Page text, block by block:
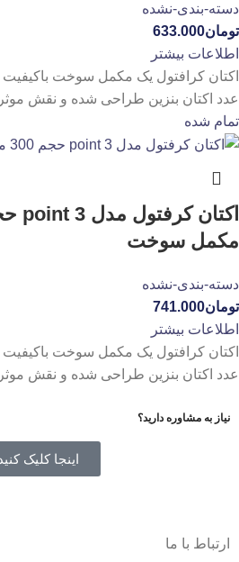
دسته-بندی-نشده
تومان633.000
اطلاعات بیشتر
اکتان کرافتول یک مکمل سوخت
عدد اکتان بنزین طراحی شده و نقش
تمام شده
مکمل سوخت
دسته-بندی-نشده
تومان741.000
اطلاعات بیشتر
اکتان کرافتول یک مکمل سوخت
عدد اکتان بنزین طراحی شده و نقش
نیاز به مشاوره دارید؟
اینجا کلیک
ارتباط با ما